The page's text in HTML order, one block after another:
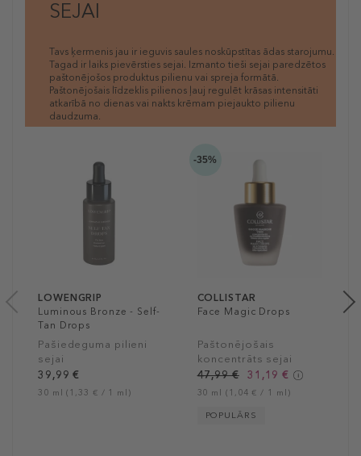
SEJAI
Tavs ķermenis jau ir ieguvis saules noskūpstītas ādas starojumu.
Tagad ir laiks pievērsties sejai. Izmanto tieši sejai paredzētos
paštonējošos produktus pilienu vai spreja formātā.
Paštonējošais līdzeklis pilienos ļauj regulēt krāsas intensitāti
atkarībā no dienas vai nakts krēmam piejaukto pilienu
daudzuma.
LOWENGRIP
Luminous Bronze - Self-
Tan Drops
Pašiedeguma pilieni
sejai
39,99 €
30 ml (1,33 € / 1 ml)
-35%
COLLISTAR
Face Magic Drops
Paštonējošais
koncentrāts sejai
47,99 €
31,19 €
30 ml (1,04 € / 1 ml)
POPULĀRS